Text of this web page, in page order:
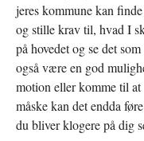
jeres kommune kan
og stille krav til, hvad I
på hovedet og se det
også være en god
motion eller komme til at
måske kan det endda
du bliver klogere på dig